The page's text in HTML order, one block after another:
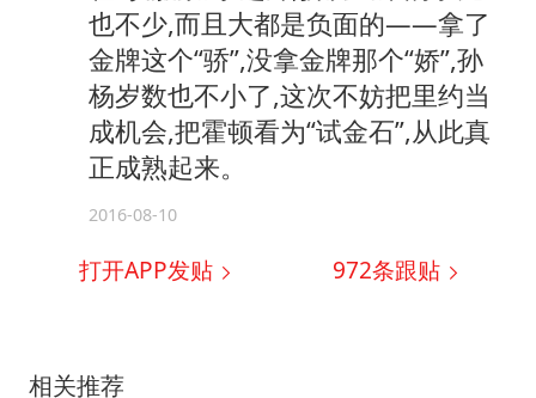
也不少,而且大都是负面的——拿了
金牌这个“骄”,没拿金牌那个“娇”,孙
杨岁数也不小了,这次不妨把里约当
成机会,把霍顿看为“试金石”,从此真
正成熟起来。
2016-08-10
打开APP发贴 972条跟贴
相关推荐